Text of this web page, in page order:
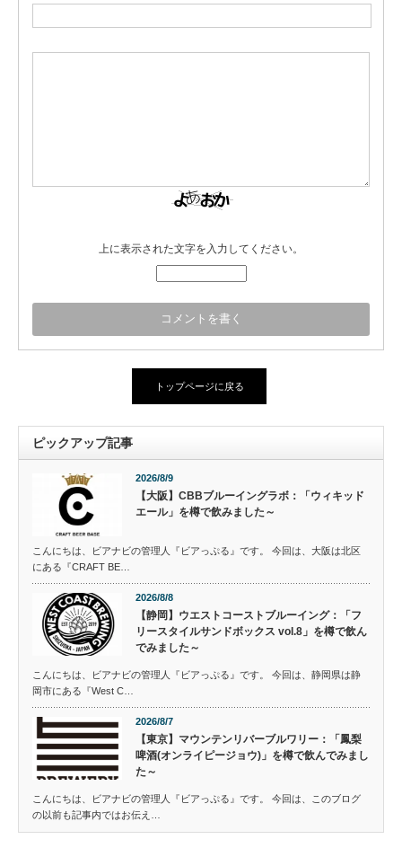
上に表示された文字を入力してください。
トップページに戻る
ピックアップ記事
2026/8/9
【大阪】CBBブルーイングラボ：「ウィキッド
エール」を樽で飲みました～
こんにちは、ビアナビの管理人『ビアっぷる』です。 今回は、大阪は北区
にある『CRAFT BE…
2026/8/8
【静岡】ウエストコーストブルーイング：「フ
リースタイルサンドボックス vol.8」を樽で飲ん
でみました～
こんにちは、ビアナビの管理人『ビアっぷる』です。 今回は、静岡県は静
岡市にある『West C…
2026/8/7
【東京】マウンテンリバーブルワリー：「鳳梨
啤酒(オンライピージョウ)」を樽で飲んでみまし
た～
こんにちは、ビアナビの管理人『ビアっぷる』です。 今回は、このブログ
の以前も記事内ではお伝え…